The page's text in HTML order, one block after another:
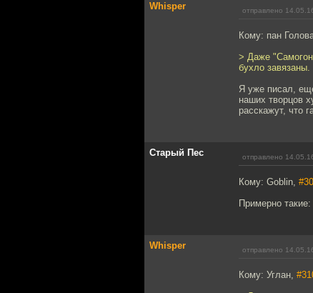
Whisper отправлено
Кому: пан
> Даже
бухло завязаны.
Я уже писал,
наших творцов
расскажут, что
Старый Пес отправлено
Кому: Goblin,
Примерно такие:
Whisper отправлено
Кому: Углан,